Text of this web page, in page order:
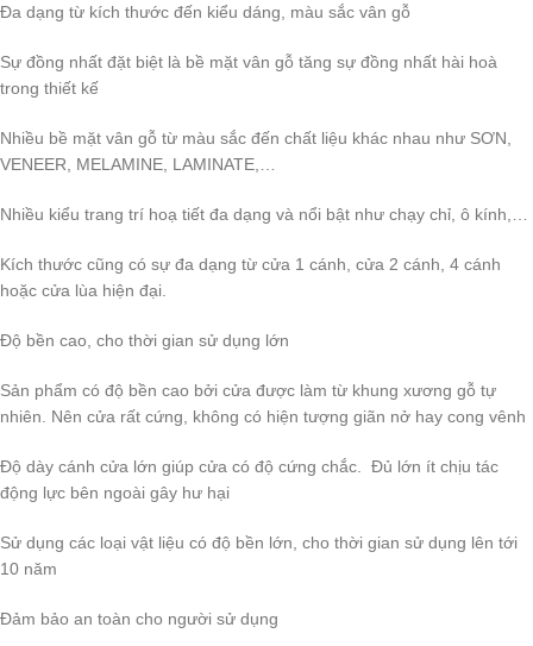
Đa dạng từ kích thước đến kiểu dáng, màu sắc vân gỗ
Sự đồng nhất đặt biệt là bề mặt vân gỗ tăng sự đồng nhất hài hoà
trong thiết kế
Nhiều bề mặt vân gỗ từ màu sắc đến chất liệu khác nhau như SƠN,
VENEER, MELAMINE, LAMINATE,…
Nhiều kiểu trang trí hoạ tiết đa dạng và nổi bật như chạy chỉ, ô kính,…
Kích thước cũng có sự đa dạng từ cửa 1 cánh, cửa 2 cánh, 4 cánh
hoặc cửa lùa hiện đại.
Độ bền cao, cho thời gian sử dụng lớn
Sản phẩm có độ bền cao bởi cửa được làm từ khung xương gỗ tự
nhiên. Nên cửa rất cứng, không có hiện tượng giãn nở hay cong vênh
Độ dày cánh cửa lớn giúp cửa có độ cứng chắc. Đủ lớn ít chịu tác
động lực bên ngoài gây hư hại
Sử dụng các loại vật liệu có độ bền lớn, cho thời gian sử dụng lên tới
10 năm
Đảm bảo an toàn cho người sử dụng